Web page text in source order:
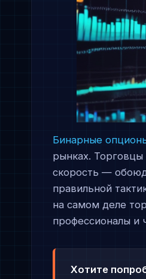
Бинарные
рынках.
скорость —
правильной
на самом деле
профессионалы и
Хотите